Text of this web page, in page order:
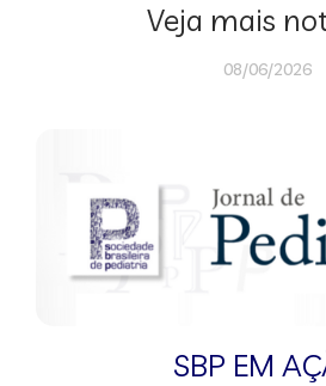
Veja mais
08/06/2026
SBP EM